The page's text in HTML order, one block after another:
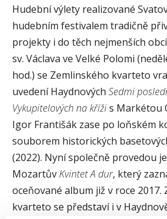
Hudební výlety realizované
hudebním festivalem tradičně
projekty i do těch nejmenších
sv. Václava ve Velké Polomi
hod.) se Zemlinského kvarteto
uvedení Haydnových Sedmi
Vykupitelových na křížis Markétou
Igor Františák zase po loňském
souborem historických
(2022). Nyní společně provedou
MozartůvKvintet A dur, který
oceňované album již v roce 2017.
kvarteto se představí i v